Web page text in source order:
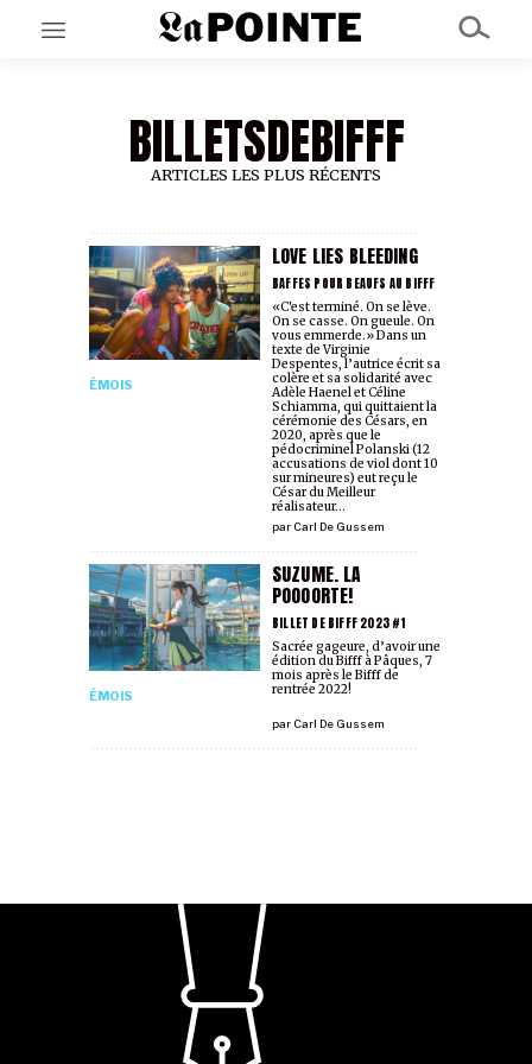
EN CE MOMENT
GRAND ANGLE
AU LARGE
À PROPOS
NOS PARTENAIRES
BILLETSDEBIFFF
ARTICLES LES PLUS RÉCENTS
LOVE LIES BLEEDING
BAFFES POUR BEAUFS AU BIFFF
ÉMOIS
par Carl De Gussem
«C'est terminé. On se lève.
On se casse. On gueule. On
vous emmerde.» Dans un
texte de Virginie
Despentes, l’autrice écrit sa
colère et sa solidarité avec
Adèle Haenel et Céline
Schiamma, qui quittaient la
cérémonie des Césars, en
2020, après que le
pédocriminel Polanski (12
accusations de viol dont 10
sur mineures) eut reçu le
César du Meilleur
réalisateur…
SUZUME. LA
POOOORTE!
BILLET DE BIFFF 2023 #1
ÉMOIS
par Carl De Gussem
Sacrée gageure, d’avoir une
édition du Bifff à Pâques, 7
mois après le Bifff de
rentrée 2022!